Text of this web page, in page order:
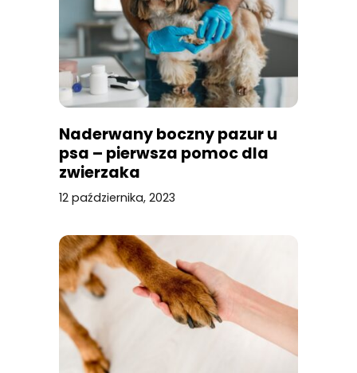
Naderwany boczny pazur u
psa – pierwsza pomoc dla
zwierzaka
12 października, 2023